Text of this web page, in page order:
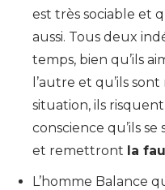
est très sociable et
aussi. Tous deux
temps, bien qu’ils
l’autre et qu’ils
situation, ils
conscience qu’ils
et remettront la
L’homme Balance